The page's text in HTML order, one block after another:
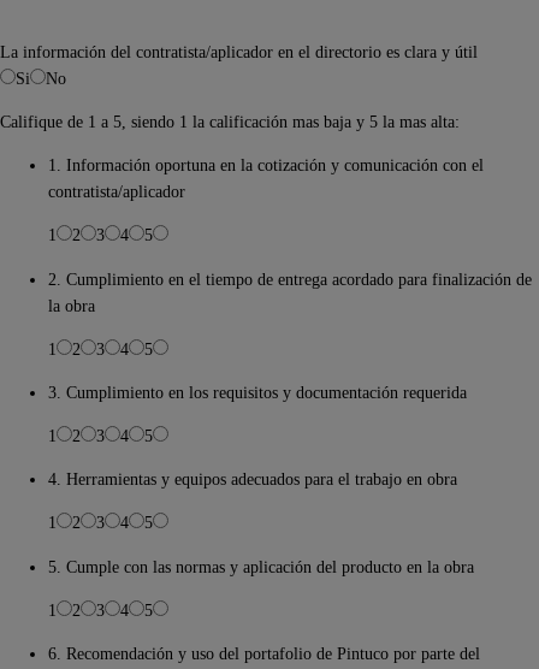
La información del contratista/aplicador en el directorio es clara y útil
Si
No
Califique de 1 a 5, siendo 1 la calificación mas baja y 5 la mas alta:
1. Información oportuna en la cotización y comunicación con el
contratista/aplicador
1 2 3 4 5
2. Cumplimiento en el tiempo de entrega acordado para finalización de
la obra
1 2 3 4 5
3. Cumplimiento en los requisitos y documentación requerida
1 2 3 4 5
4. Herramientas y equipos adecuados para el trabajo en obra
1 2 3 4 5
5. Cumple con las normas y aplicación del producto en la obra
1 2 3 4 5
6. Recomendación y uso del portafolio de Pintuco por parte del